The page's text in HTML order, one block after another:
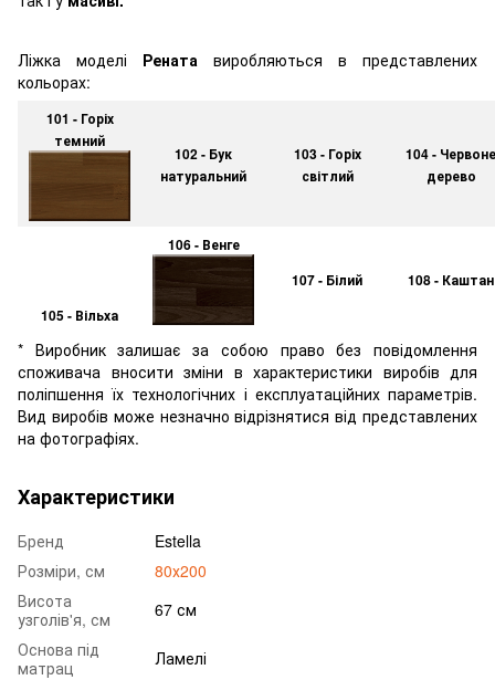
Ліжка моделі Рената виробляються в представлених
кольорах:
101 - Горіх
темний
102 - Бук
натуральний
103 - Горіх
світлий
104 - Червоне
дерево
105 - Вільха
106 - Венге
107 - Білий
108 - Каштан
* Виробник залишає за собою право без повідомлення
споживача вносити зміни в характеристики виробів для
поліпшення їх технологічних і експлуатаційних параметрів.
Вид виробів може незначно відрізнятися від представлених
на фотографіях.
Характеристики
Бренд
Estella
Розміри, см
80х200
Висота
узголів'я, см
67 см
Основа під
матрац
Ламелі